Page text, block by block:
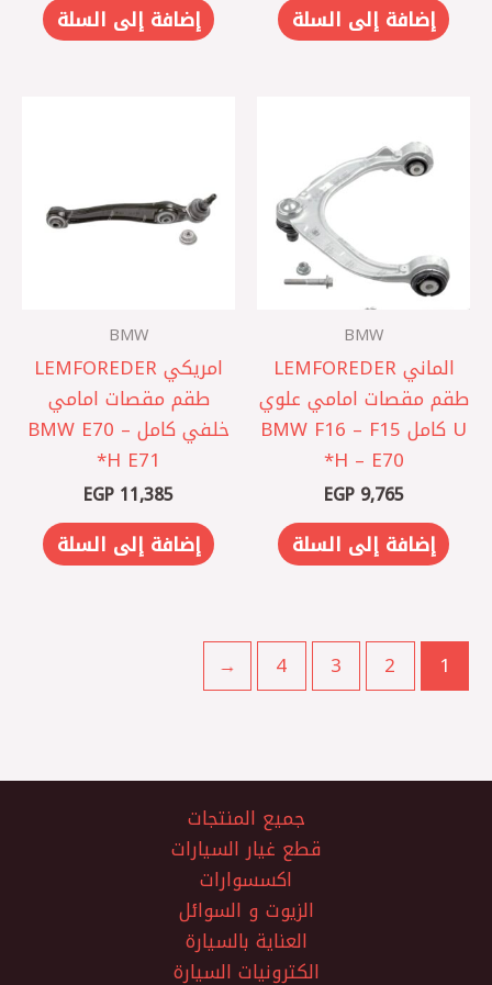
إضافة إلى السلة إضافة إلى السلة
BMW
الماني LEMFOREDER
طقم مقصات امامي علوي
U كامل BMW F16 – F15
– E70 ‏H*
EGP9,765
إضافة إلى السلة
BMW
امريكي LEMFOREDER
طقم مقصات امامي
خلفي كامل BMW E70 –
E71 ‏H*
EGP 11,385
إضافة إلى السلة
1
2
3
4
←
جميع المنتجات
قطع غيار السيارات
اكسسوارات
الزيوت و السوائل
العناية بالسيارة
الكترونيات السيارة